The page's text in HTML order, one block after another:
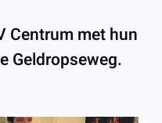
Centrum met hun
Geldropseweg.